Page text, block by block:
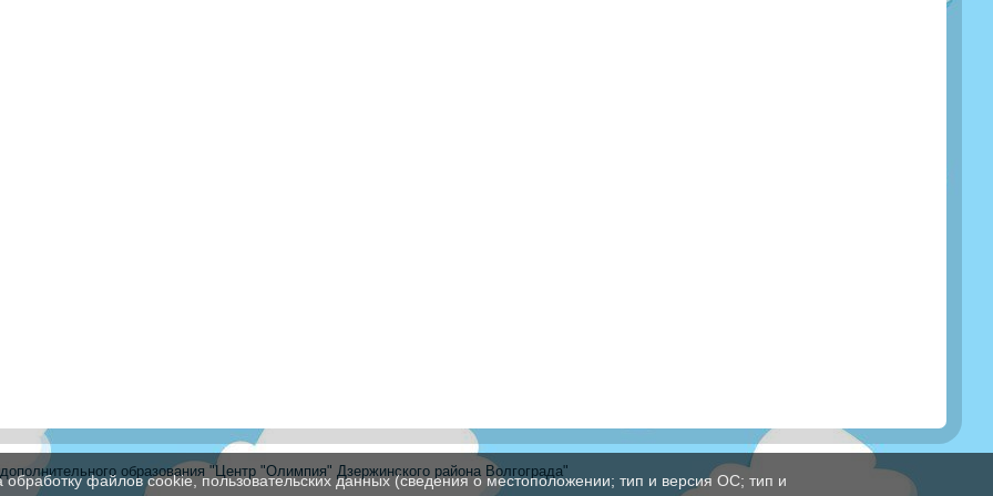
образования "Центр "Олимпия" Дзержинского района Волгограда"
файлов cookie, пользовательских данных (сведения о местоположении; тип и версия ОС; тип и